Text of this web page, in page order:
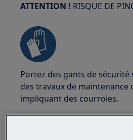
ATTENTION ! RISQUE DE
Portez des gants de sécurité
des travaux de maintenance
impliquant des courroies.